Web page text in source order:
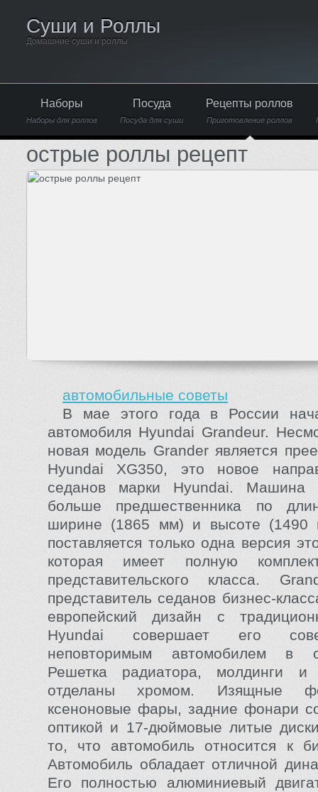
Суши и Роллы
Домашние суши и роллы
Наборы
Наборы для роллов
Посуда
Посуда для суши
Рецепты роллов
Приготовление роллов
острые роллы рецепт
автомобильные советы
В мае этого года в России
автомобиля Hyundai Grandeur.
новая модель Grander является
Hyundai XG350, это новое
седанов марки Hyundai. Машина
больше предшественника по
ширине (1865 мм) и высоте
поставляется только одна версия
которая имеет полную
представительского класса.
представитель седанов бизнес-
европейский дизайн с
Hyundai совершает его
неповторимым автомобилем в
Решетка радиатора, молдинги и
отделаны хромом. Изящные
ксеноновые фары, задние фонари
оптикой и 17-дюймовые литые
то, что автомобиль относится к
Автомобиль обладает отличной
Его полностью алюминиевый